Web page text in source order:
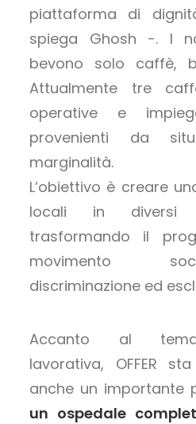
piattaforma di
spiega Ghosh -. I
bevono solo caffè,
Attualmente tre
operative e
provenienti da
marginalità.
L’obiettivo è creare
locali in diversi
trasformando il
movimento
discriminazione ed
Accanto al tema
lavorativa, OFFER
anche un importante
un ospedale